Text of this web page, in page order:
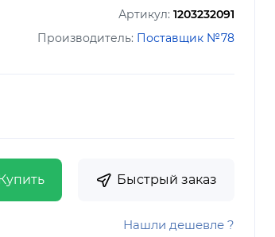
Артикул: 1203232091
Производитель: Поставщик №78
Купить Быстрый заказ
Нашли дешевле ?